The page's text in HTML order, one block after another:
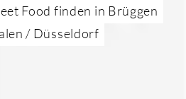
Food finden in Brüggen
/ Düsseldorf